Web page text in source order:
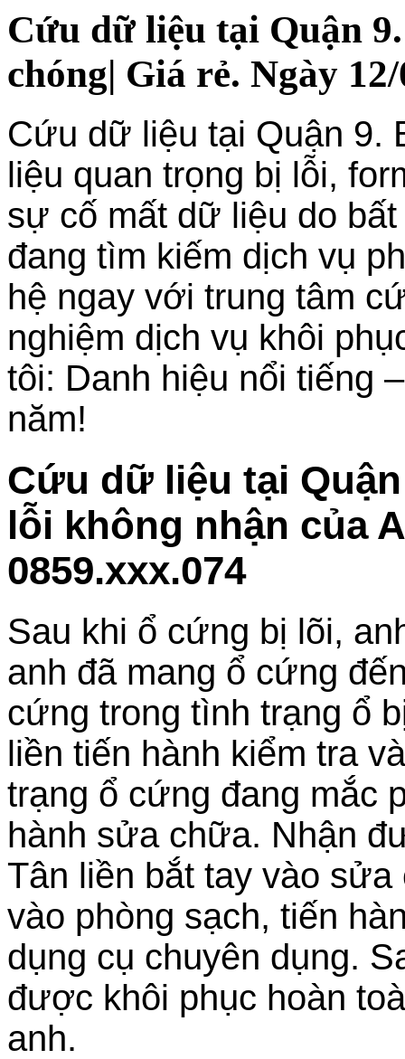
Cứu dữ liệu tại Quận
chóng| Giá rẻ. Ngày
Cứu dữ liệu tại Quận 9.
liệu quan trọng bị lỗi,
sự cố mất dữ liệu do
đang tìm kiếm dịch vụ
hệ ngay với trung tâm
nghiệm dịch vụ khôi
tôi: Danh hiệu nổi tiếng
năm!
Cứu dữ liệu tại
lỗi không nhận của
0859.xxx.074
Sau khi ổ cứng bị lõi,
anh đã mang ổ cứng
cứng trong tình trạng ổ
liền tiến hành kiểm tra
trạng ổ cứng đang mắc
hành sửa chữa. Nhận
Tân liền bắt tay vào
vào phòng sạch, tiến
dụng cụ chuyên dụng.
được khôi phục hoàn
anh.